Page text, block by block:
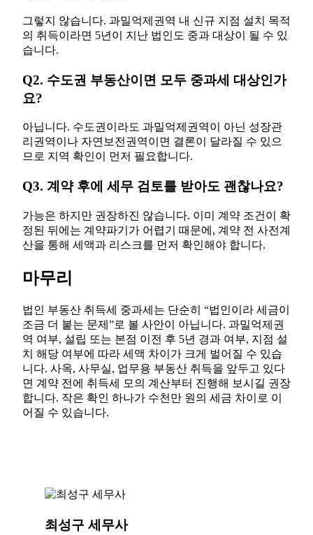
그렇지 않습니다. 과밀억제권역 내 신규 지점 설치 목적
의 취득이라면 5년이 지난 법인도 중과 대상이 될 수 있
습니다.
Q2. 수도권 부동산이면 모두 중과세 대상인가
요?
아닙니다. 수도권이라도 과밀억제권역이 아닌 성장관
리권역이나 자연보전권역이면 결론이 달라질 수 있으
므로 지역 확인이 먼저 필요합니다.
Q3. 계약 후에 세무 검토를 받아도 괜찮나요?
가능은 하지만 권장하진 않습니다. 이미 계약 조건이 확
정된 뒤에는 계약파기가 어렵기 때문에, 계약 전 사전계
산을 통해 세액과 리스크를 먼저 확인해야 합니다.
마무리
법인 부동산 취득세 중과세는 단순히 “법인이라 세금이
조금 더 붙는 문제”로 볼 사안이 아닙니다. 과밀억제권
역 여부, 설립 또는 본점 이전 후 5년 경과 여부, 지점 설
치 해당 여부에 따라 세액 차이가 크게 벌어질 수 있습
니다. 사옥, 사무실, 업무용 부동산 취득을 앞두고 있다
면 계약 전에 취득세 모의 계산부터 진행해 보시길 권장
합니다. 작은 확인 하나가 수천만 원의 세금 차이로 이
어질 수 있습니다.
최성구 세무사